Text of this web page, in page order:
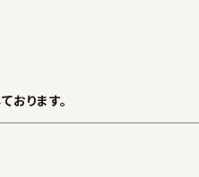
おります。